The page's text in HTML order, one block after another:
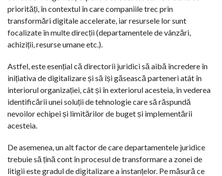
priorități, în contextul în care companiile trec prin
transformări digitale accelerate, iar resursele lor sunt
focalizate în multe direcții (departamentele de vânzări,
achiziții, resurse umane etc.).
Astfel, este esențial că directorii juridici să aibă încredere în
inițiativa de digitalizare și să își găsească parteneri atât în
interiorul organizației, cât și în exteriorul acesteia, în vederea
identificării unei soluții de tehnologie care să răspundă
nevoilor echipei și limitărilor de buget și implementării
acesteia.
De asemenea, un alt factor de care departamentele juridice
trebuie să țină cont în procesul de transformare a zonei de
litigii este gradul de digitalizare a instanțelor. Pe măsură ce